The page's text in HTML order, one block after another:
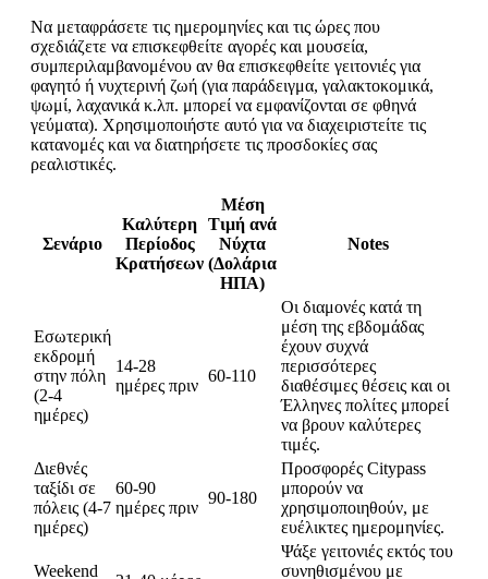
Να μεταφράσετε τις ημερομηνίες και τις ώρες που
σχεδιάζετε να επισκεφθείτε αγορές και μουσεία,
συμπεριλαμβανομένου αν θα επισκεφθείτε γειτονιές για
φαγητό ή νυχτερινή ζωή (για παράδειγμα, γαλακτοκομικά,
ψωμί, λαχανικά κ.λπ. μπορεί να εμφανίζονται σε φθηνά
γεύματα). Χρησιμοποιήστε αυτό για να διαχειριστείτε τις
κατανομές και να διατηρήσετε τις προσδοκίες σας
ρεαλιστικές.
Σενάριο
Καλύτερη
Περίοδος
Κρατήσεων
Μέση
Τιμή ανά
Νύχτα
(Δολάρια
ΗΠΑ)
Notes
Εσωτερική
εκδρομή
στην πόλη
(2-4
ημέρες)
14-28
ημέρες πριν
60-110
Οι διαμονές κατά τη
μέση της εβδομάδας
έχουν συχνά
περισσότερες
διαθέσιμες θέσεις και οι
Έλληνες πολίτες μπορεί
να βρουν καλύτερες
τιμές.
Διεθνές
ταξίδι σε
πόλεις (4-7
ημέρες)
60-90
ημέρες πριν
90-180
Προσφορές Citypass
μπορούν να
χρησιμοποιηθούν, με
ευέλικτες ημερομηνίες.
Weekend
Ψάξε γειτονιές εκτός του
συνηθισμένου με